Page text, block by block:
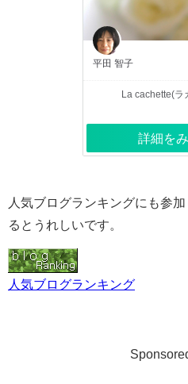
平田 智子
La cachette(ラ
詳細を
人気ブログランキングにも参
るとうれしいです。
人気ブログランキング